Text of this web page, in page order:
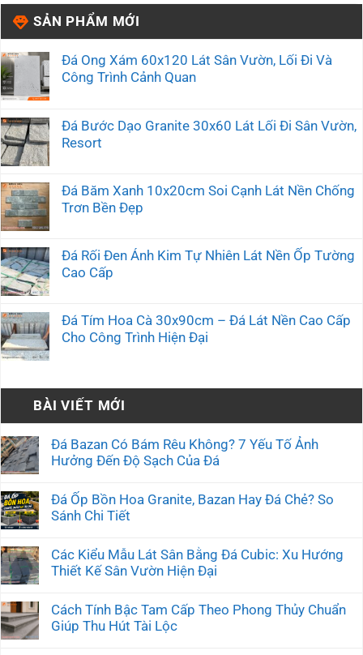
SẢN PHẨM MỚI
Đá Ong Xám 60x120 Lát Sân Vườn, Lối Đi Và
Công Trình Cảnh Quan
Đá Bước Dạo Granite 30x60 Lát Lối Đi Sân Vườn,
Resort
Đá Băm Xanh 10x20cm Soi Cạnh Lát Nền Chống
Trơn Bền Đẹp
Đá Rối Đen Ánh Kim Tự Nhiên Lát Nền Ốp Tường
Cao Cấp
Đá Tím Hoa Cà 30x90cm – Đá Lát Nền Cao Cấp
Cho Công Trình Hiện Đại
BÀI VIẾT MỚI
Đá Bazan Có Bám Rêu Không? 7 Yếu Tố Ảnh
Hưởng Đến Độ Sạch Của Đá
Đá Ốp Bồn Hoa Granite, Bazan Hay Đá Chẻ? So
Sánh Chi Tiết
Các Kiểu Mẫu Lát Sân Bằng Đá Cubic: Xu Hướng
Thiết Kế Sân Vườn Hiện Đại
Cách Tính Bậc Tam Cấp Theo Phong Thủy Chuẩn
Giúp Thu Hút Tài Lộc